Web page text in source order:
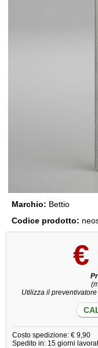
Marchio: Bettio
Codice prodotto:
€
Utilizza il
Costo spedizione: € 9,90
Spedito in: 15 giorni